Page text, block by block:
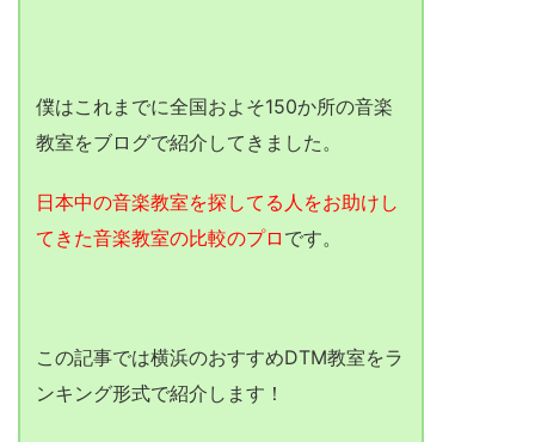
僕はこれまでに全国およそ150か所の音楽
教室をブログで紹介してきました。
日本中の音楽教室を探してる人をお助けし
てきた音楽教室の比較のプロ です。
この記事では横浜のおすすめDTM教室をラ
ンキング形式で紹介します！